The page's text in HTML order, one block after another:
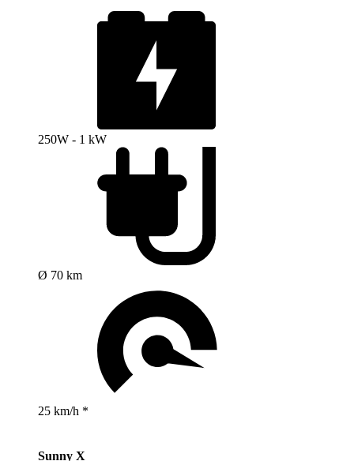
250W - 1 kW
Ø 70 km
25 km/h *
Sunny X